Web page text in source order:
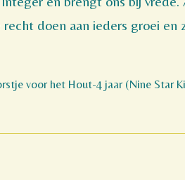
doen aan ieders groei en
voor het Hout-4 jaar (Nine Star